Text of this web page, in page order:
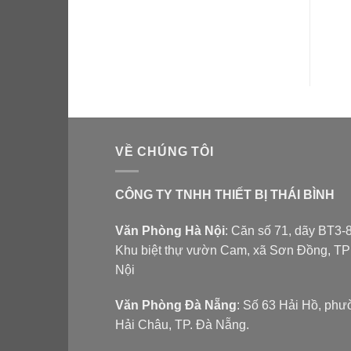
VỀ CHÚNG TÔI
CÔNG TY TNHH THIẾT BỊ THÁI BÌNH
Văn Phòng Hà Nội: Căn số 71, dãy BT3-
Khu biệt thự vườn Cam, xã Sơn Đồng,
Nội
Văn Phòng Đà Nẵng: Số 63 Hải Hồ,
Hải Châu, TP. Đà Nẵng.